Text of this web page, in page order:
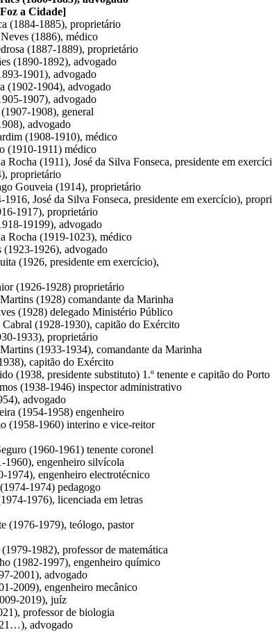
a Cidade]
(1884-1885), proprietário
(1886), médico
(1887-1889), proprietário
(1890-1892), advogado
1901), advogado
(1902-1904), advogado
1907), advogado
1908), general
advogado
(1908-1910), médico
(1910-1911) médico
Rocha (1911), José da Silva Fonseca, presidente em
proprietário
Gouveia (1914), proprietário
José da Silva Fonseca, presidente em exercício),
1917), proprietário
19199), advogado
Rocha (1919-1023), médico
(1923-1926), advogado
(1926, presidente em exercício),
(1926-1928) proprietário
(1928) comandante da Marinha
(1928) delegado Ministério Público
(1928-1930), capitão do Exército
1933), proprietário
(1933-1934), comandante da Marinha
capitão do Exército
(1938, presidente substituto) 1.º tenente e capitão do Porto
(1938-1946) inspector administrativo
advogado
(1954-1958) engenheiro
(1958-1960) interino e vice-reitor
(1960-1961) tenente coronel
1960), engenheiro silvícola
1974), engenheiro electrotécnico
1974) pedagogo
1976), licenciada em letras
(1976-1979), teólogo, pastor
1982), professor de matemática
(1982-1997), engenheiro químico
2001), advogado
2009), engenheiro mecânico
2019), juíz
professor de biologia
advogado